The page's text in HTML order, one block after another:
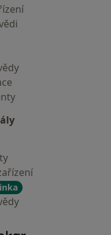
- Hlavní stránka